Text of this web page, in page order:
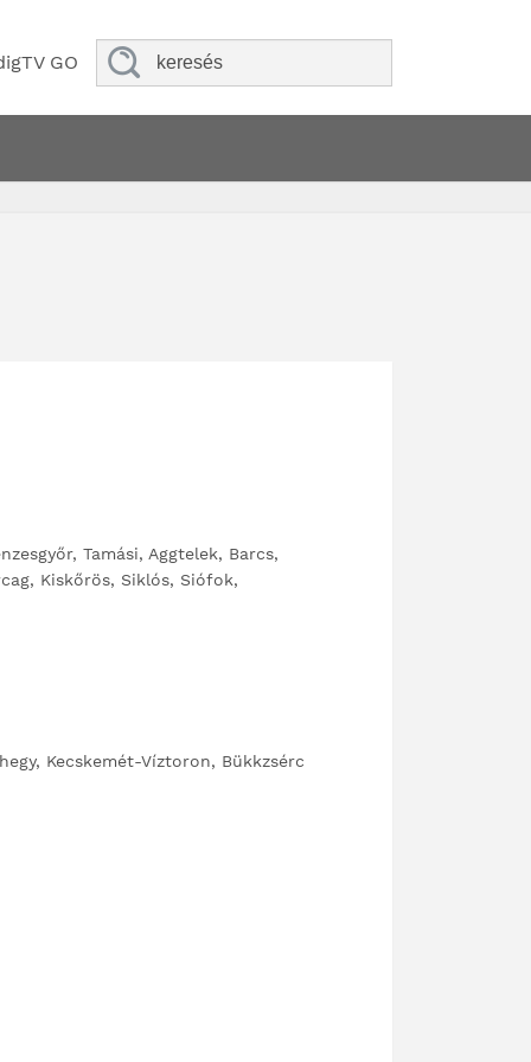
GO
Tamási, Aggtelek, Barcs,
Kiskőrös, Siklós, Siófok,
Kecskemét-Víztoron, Bükkzsérc